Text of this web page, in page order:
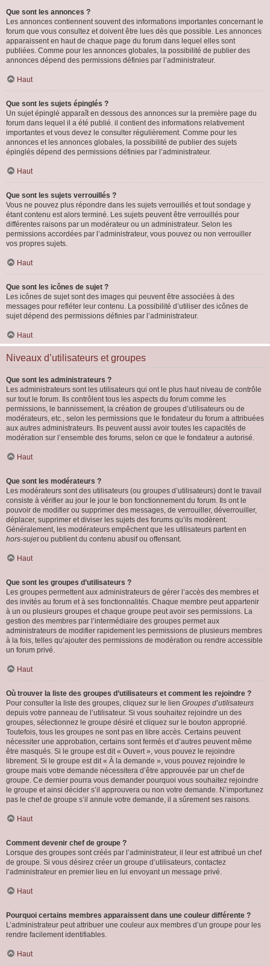
Que sont les annonces ?
Les annonces contiennent souvent des informations importantes concernant le
forum que vous consultez et doivent être lues dès que possible. Les annonces
apparaissent en haut de chaque page du forum dans lequel elles sont
publiées. Comme pour les annonces globales, la possibilité de publier des
annonces dépend des permissions définies par l’administrateur.
Haut
Que sont les sujets épinglés ?
Un sujet épinglé apparaît en dessous des annonces sur la première page du
forum dans lequel il a été publié. il contient des informations relativement
importantes et vous devez le consulter régulièrement. Comme pour les
annonces et les annonces globales, la possibilité de publier des sujets
épinglés dépend des permissions définies par l’administrateur.
Haut
Que sont les sujets verrouillés ?
Vous ne pouvez plus répondre dans les sujets verrouillés et tout sondage y
étant contenu est alors terminé. Les sujets peuvent être verrouillés pour
différentes raisons par un modérateur ou un administrateur. Selon les
permissions accordées par l’administrateur, vous pouvez ou non verrouiller
vos propres sujets.
Haut
Que sont les icônes de sujet ?
Les icônes de sujet sont des images qui peuvent être associées à des
messages pour refléter leur contenu. La possibilité d’utiliser des icônes de
sujet dépend des permissions définies par l’administrateur.
Haut
Niveaux d’utilisateurs et groupes
Que sont les administrateurs ?
Les administrateurs sont les utilisateurs qui ont le plus haut niveau de contrôle
sur tout le forum. Ils contrôlent tous les aspects du forum comme les
permissions, le bannissement, la création de groupes d’utilisateurs ou de
modérateurs, etc., selon les permissions que le fondateur du forum a attribuées
aux autres administrateurs. Ils peuvent aussi avoir toutes les capacités de
modération sur l’ensemble des forums, selon ce que le fondateur a autorisé.
Haut
Que sont les modérateurs ?
Les modérateurs sont des utilisateurs (ou groupes d’utilisateurs) dont le travail
consiste à vérifier au jour le jour le bon fonctionnement du forum. Ils ont le
pouvoir de modifier ou supprimer des messages, de verrouiller, déverrouiller,
déplacer, supprimer et diviser les sujets des forums qu’ils modèrent.
Généralement, les modérateurs empêchent que les utilisateurs partent en
hors-sujetou publient du contenu abusif ou offensant.
Haut
Que sont les groupes d’utilisateurs ?
Les groupes permettent aux administrateurs de gérer l’accès des membres et
des invités au forum et à ses fonctionnalités. Chaque membre peut appartenir
à un ou plusieurs groupes et chaque groupe peut avoir ses permissions. La
gestion des membres par l’intermédiaire des groupes permet aux
administrateurs de modifier rapidement les permissions de plusieurs membres
à la fois, telles qu’ajouter des permissions de modération ou rendre accessible
un forum privé.
Haut
Où trouver la liste des groupes d’utilisateurs et comment les rejoindre ?
Pour consulter la liste des groupes, cliquez sur le lien Groupes d’utilisateurs
depuis votre panneau de l’utilisateur. Si vous souhaitez rejoindre un des
groupes, sélectionnez le groupe désiré et cliquez sur le bouton approprié.
Toutefois, tous les groupes ne sont pas en libre accès. Certains peuvent
nécessiter une approbation, certains sont fermés et d’autres peuvent même
être masqués. Si le groupe est dit « Ouvert », vous pouvez le rejoindre
librement. Si le groupe est dit « À la demande », vous pouvez rejoindre le
groupe mais votre demande nécessitera d’être approuvée par un chef de
groupe. Ce dernier pourra vous demander pourquoi vous souhaitez rejoindre
le groupe et ainsi décider s’il approuvera ou non votre demande. N’importunez
pas le chef de groupe s’il annule votre demande, il a sûrement ses raisons.
Haut
Comment devenir chef de groupe ?
Lorsque des groupes sont créés par l’administrateur, il leur est attribué un chef
de groupe. Si vous désirez créer un groupe d’utilisateurs, contactez
l’administrateur en premier lieu en lui envoyant un message privé.
Haut
Pourquoi certains membres apparaissent dans une couleur différente ?
L’administrateur peut attribuer une couleur aux membres d’un groupe pour les
rendre facilement identifiables.
Haut